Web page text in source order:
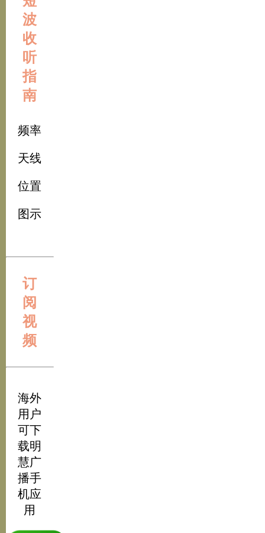
波
收
听
指
南
频率
天线
位置
图示
订
阅
视
频
海外
用户
可下
载明
慧广
播手
机应
用